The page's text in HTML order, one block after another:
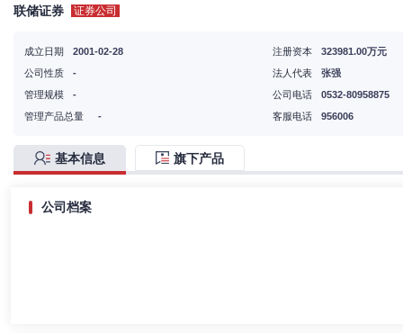
联储证券 证券公司
成立日期
2001-02-28
公司性质
-
注册资本
323981.00万元
法人代表
张强
管理规模
-
管理产品总量
-
公司电话
0532-80958875
客服电话
956006
基本信息 旗下产品
公司档案